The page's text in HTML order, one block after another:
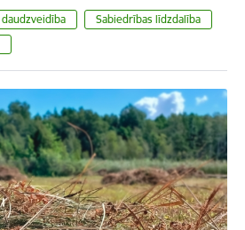
Sabiedrības līdzdalība